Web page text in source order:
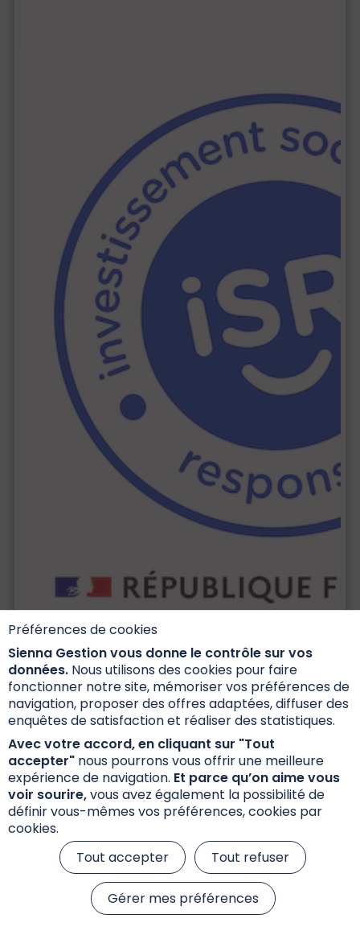
Préférences de cookies
Sienna Gestion vous donne le contrôle sur vos
données. Nous utilisons des cookies pour faire
fonctionner notre site, mémoriser vos préférences de
navigation, proposer des offres adaptées, diffuser des
enquêtes de satisfaction et réaliser des statistiques.
Avec votre accord, en cliquant sur "Tout
accepter" nous pourrons vous offrir une meilleure
expérience de navigation. Et parce qu’on aime vous
voir sourire,vous avez également la possibilité de
définir vous-mêmes vos préférences, cookies par
cookies.
Tout accepter
Tout refuser
Gérer mes préférences
SIENNA MEGATENDANCES
Classification : Actions internationales
Date d'agrément AMF : 07/02/2020
Horizon de placement
| > 5 ans
Actif net du portefeuille
| 222 912 173.88 €